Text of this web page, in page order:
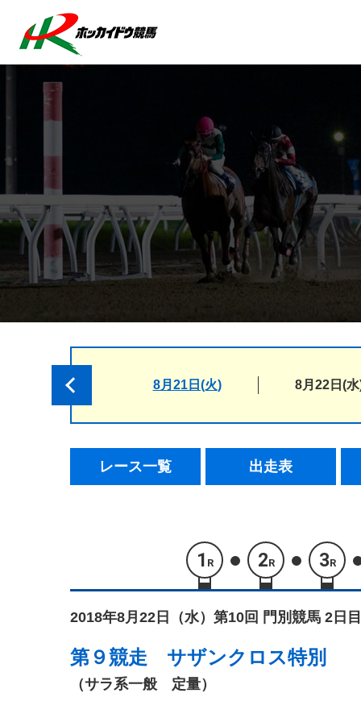
8月21日(火) 8月22日(水
レース一覧 出走表
1 R 2R 3R
2018年8月22日（水） 第10回 門別競馬 2
第９競走 サザンクロス特別
（サラ系一般 定量）